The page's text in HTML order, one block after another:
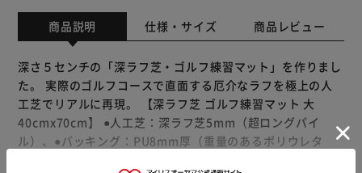
商品説明 仕様・サイズ 商品レビュー
深さ５センチの「深ラフ芝・ゴルフ練習マット」を作りまし
た。 実際のゴルフコースで直面する厄介なラフを極上の人
工芝でリアルに再現。 【深ラフ芝 ゴルフ練習マット 大
40cmx70cm】 ●人工芝：深ラフ芝5mm（超ロングパイ
ル）、●バッキング：PU8mm厚（重量のあるポリウレタ